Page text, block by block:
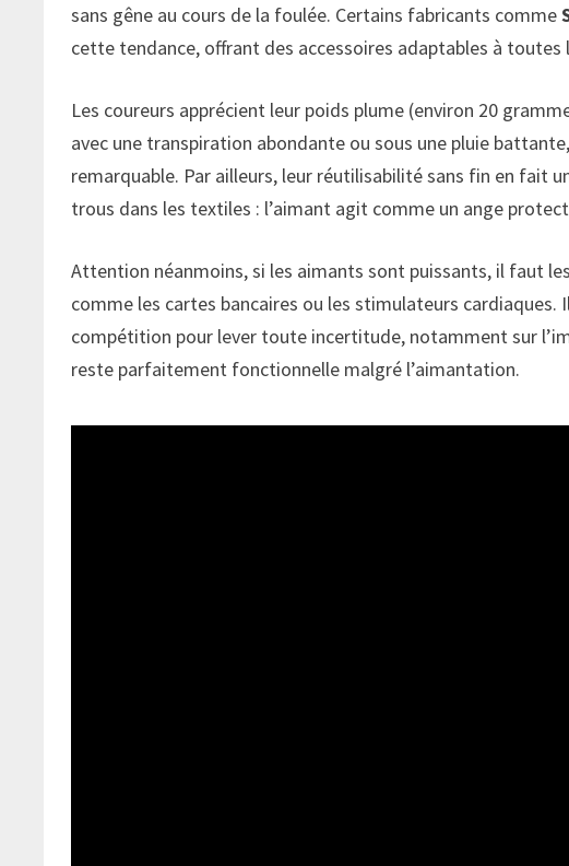
sans gêne au cours de la foulée. Certains fabricants comme
cette tendance, offrant des accessoires adaptables à toutes
Les coureurs apprécient leur poids plume (environ 20
avec une transpiration abondante ou sous une pluie
remarquable. Par ailleurs, leur réutilisabilité sans fin en fait
trous dans les textiles : l’aimant agit comme un ange
Attention néanmoins, si les aimants sont puissants, il faut
comme les cartes bancaires ou les stimulateurs
compétition pour lever toute incertitude, notamment sur
reste parfaitement fonctionnelle malgré l’aimantation.